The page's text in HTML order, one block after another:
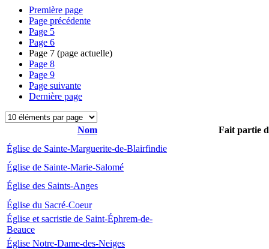
Première page
Page précédente
Page 5
Page 6
Page 7 (page actuelle)
Page 8
Page 9
Page suivante
Dernière page
Nom
Fait partie
Église de Sainte-Marguerite-de-Blairfindie
Église de Sainte-Marie-Salomé
Église des Saints-Anges
Église du Sacré-Coeur
Église et sacristie de Saint-Éphrem-de-
Beauce
Église Notre-Dame-des-Neiges